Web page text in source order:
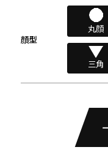
顔型
丸顔
三角